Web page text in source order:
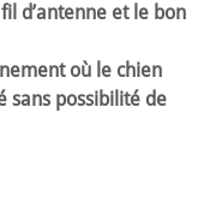
d’antenne et le bon
où le chien
sans possibilité de